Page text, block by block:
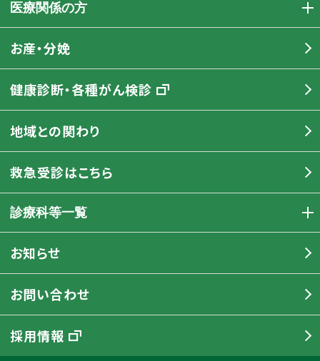
医療関係の方
お産・分娩
健康診断・各種がん検診
地域との関わり
救急受診はこちら
診療科等一覧
お知らせ
お問い合わせ
採用情報